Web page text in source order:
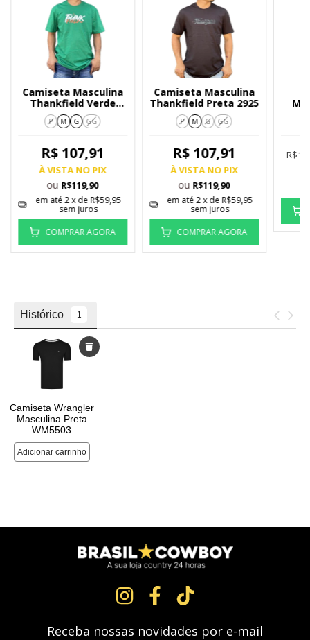
Camiseta Masculina
Thankfield Verde
Com Detakhes 2964
P M G GG
R$ 107,91
À VISTA NO PIX
ou R$119,90
em até2x de R$59,95
sem juros
COMPRAR AGORA
Camiseta Masculina
Thankfield Preta 2925
P M G GG
R$ 107,91
À VISTA NO PIX
ou R$119,90
em até2x de R$59,95
sem juros
COMPRAR AGORA
Receba nossas novidades por e-mail